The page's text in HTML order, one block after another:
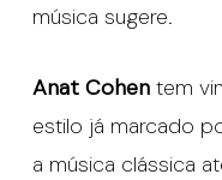
música sugere.
Anat Cohentem
estilo já marcado
a música clássica